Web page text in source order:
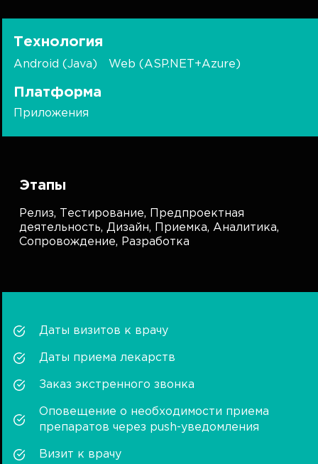
Технология
Android (Java) Web (ASP.NET+Azure)
Платформа
Приложения
Этапы
Релиз, Тестирование,
Предпроектная
деятельность,Дизайн, Приемка,Аналитика,
Сопровождение, Разработка
Даты визитов к врачу
Даты приема лекарств
Заказ экстренного звонка
Оповещение о необходимости приема
препаратов через push-уведомления
Визит к врачу